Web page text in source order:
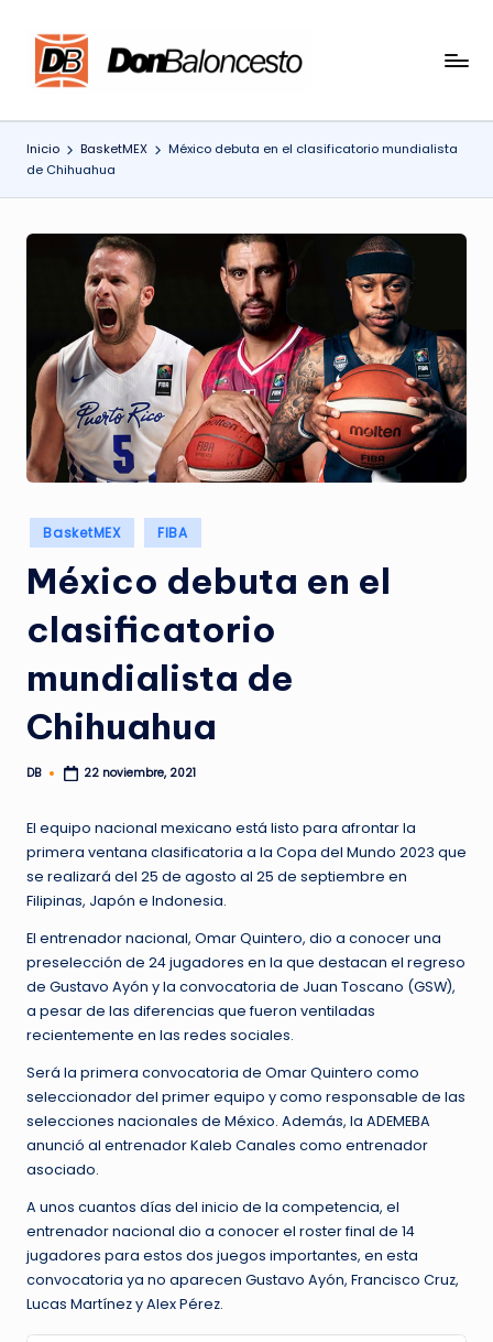
Saltar
Inicio BasketMEX
México debuta en el clasificatorio mundialista
de Chihuahua
Publicado
en
BasketMEX FIBA
México debuta en el
clasificatorio
mundialista de
Chihuahua
Publicado
DB 22 noviembre, 2021
El equipo nacional mexicano está listo para afrontar la
primera ventana clasificatoria a la Copa del Mundo 2023 que
se realizará del 25 de agosto al 25 de septiembre en
Filipinas, Japón e Indonesia.
El entrenador nacional, Omar Quintero, dio a conocer una
preselección de 24 jugadores en la que destacan el regreso
de Gustavo Ayón y la convocatoria de Juan Toscano (GSW),
a pesar de las diferencias que fueron ventiladas
recientemente en las redes sociales.
Será la primera convocatoria de Omar Quintero como
seleccionador del primer equipo y como responsable de las
selecciones nacionales de México. Además, la ADEMEBA
anunció al entrenador Kaleb Canales como entrenador
asociado.
A unos cuantos días del inicio de la competencia, el
entrenador nacional dio a conocer el roster final de 14
jugadores para estos dos juegos importantes, en esta
convocatoria ya no aparecen Gustavo Ayón, Francisco Cruz,
Lucas Martínez y Alex Pérez.